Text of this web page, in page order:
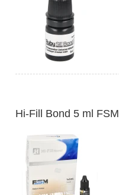
Hi-Fill Bond 5 ml FSM